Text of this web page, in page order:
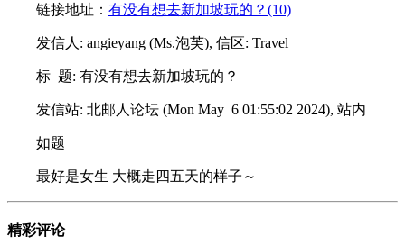
链接地址： 有没有想去新加坡玩的？(10)
发信人: angieyang (Ms.泡芙), 信区: Travel
标 题: 有没有想去新加坡玩的？
发信站: 北邮人论坛 (Mon May 6 01:55:02 2024), 站内
如题
最好是女生 大概走四五天的样子～
精彩评论